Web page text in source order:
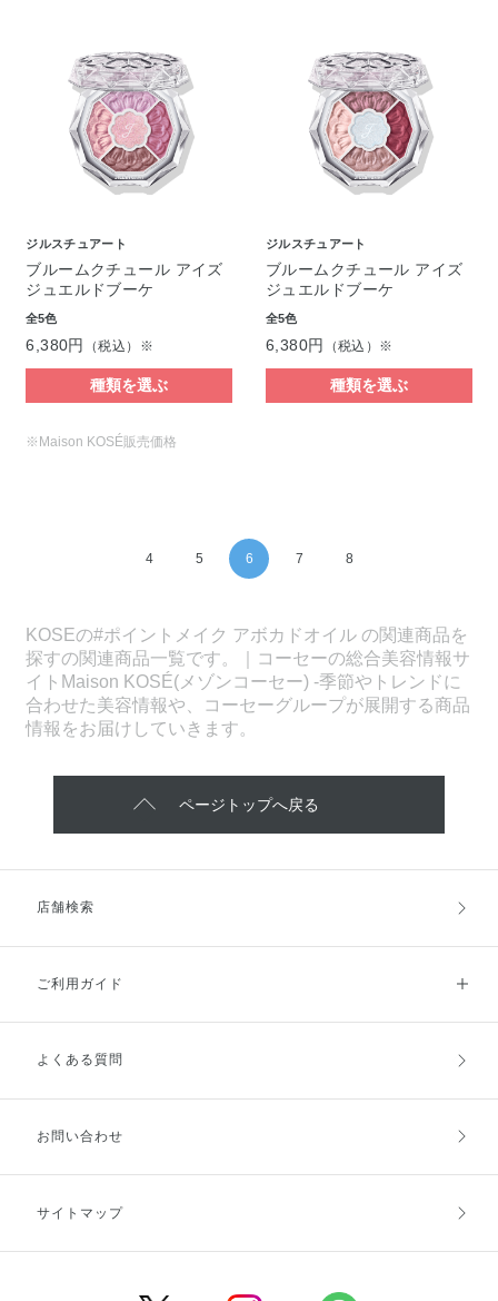
ジルスチュアート
ブルームクチュール アイズ
ジュエルドブーケ
全5色
6,380円 （税込）※
種類を選ぶ
ジルスチュアート
ブルームクチュール アイズ
ジュエルドブーケ
全5色
6,380円 （税込）※
種類を選ぶ
※Maison KOSÉ販売価格
4 5 6 7 8
KOSEの#ポイントメイク アボカドオイル の関連商品を
探すの関連商品一覧です。｜コーセーの総合美容情報サ
イトMaison KOSÉ(メゾンコーセー) -季節やトレンドに
合わせた美容情報や、コーセーグループが展開する商品
情報をお届けしていきます。
ページトップへ戻る
店舗検索
ご利用ガイド
ご利用ガイドトップ
お支払方法
キャンセル・返品・交換
よくある質問
お問い合わせ
サイトマップ